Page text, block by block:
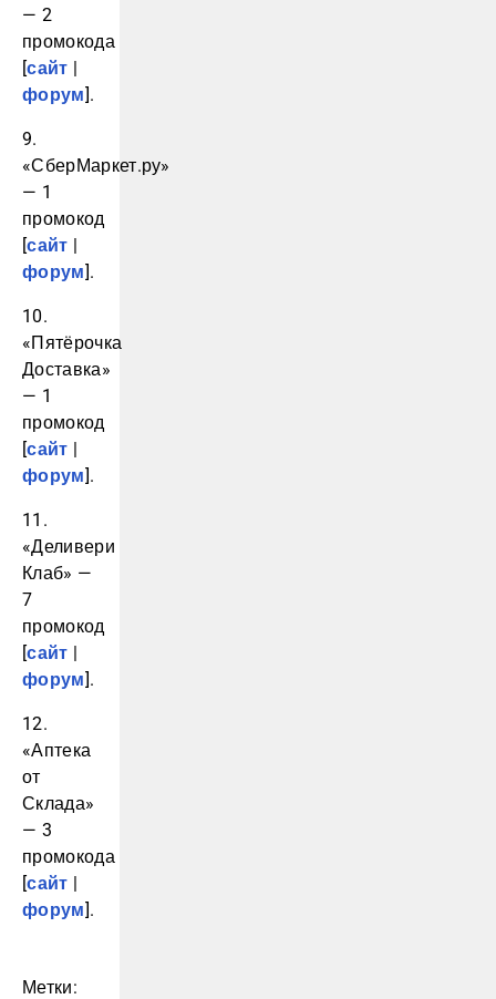
— 2
промокода
[сайт |
форум].
9.
«СберМаркет.ру»
— 1
промокод
[сайт |
форум].
10.
«Пятёрочка
Доставка»
— 1
промокод
[сайт |
форум].
11.
«Деливери
Клаб» —
7
промокод
[сайт |
форум].
12.
«Аптека
от
Склада»
— 3
промокода
[сайт |
форум].
Метки: